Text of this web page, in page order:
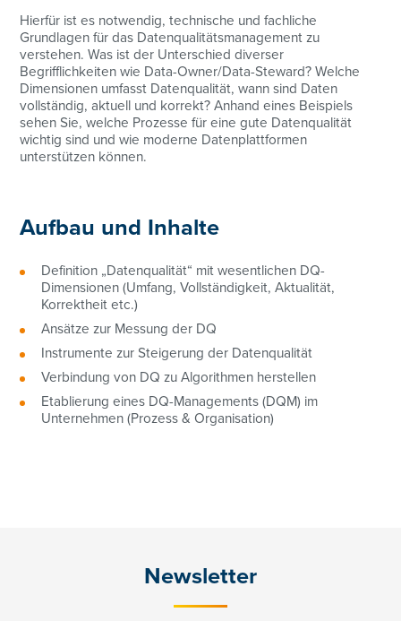
Hierfür ist es notwendig, technische und fachliche
Grundlagen für das Datenqualitätsmanagement zu
verstehen. Was ist der Unterschied diverser
Begrifflichkeiten wie Data-Owner/Data-Steward? Welche
Dimensionen umfasst Datenqualität, wann sind Daten
vollständig, aktuell und korrekt? Anhand eines Beispiels
sehen Sie, welche Prozesse für eine gute Datenqualität
wichtig sind und wie moderne Datenplattformen
unterstützen können.
Aufbau und Inhalte
Definition „Datenqualität“ mit wesentlichen DQ-
Dimensionen (Umfang, Vollständigkeit, Aktualität,
Korrektheit etc.)
Ansätze zur Messung der DQ
Instrumente zur Steigerung der Datenqualität
Verbindung von DQ zu Algorithmen herstellen
Etablierung eines DQ-Managements (DQM) im
Unternehmen (Prozess & Organisation)
Newsletter